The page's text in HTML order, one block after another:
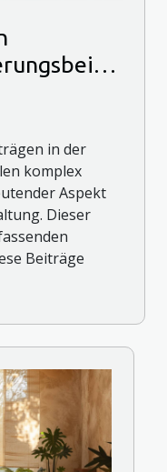
angibt
in der
komplex
Aspekt
Dieser
Beiträge